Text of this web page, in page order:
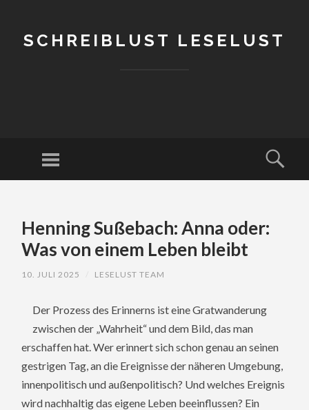
SCHREIBLUST LESELUST
Menu
CONTENTHenning Sußebach: Anna oder:
Was von einem Leben bleibt
10. JULI 2025 LESELUST TEAM
Der Prozess des Erinnerns ist eine Gratwanderung
zwischen der „Wahrheit“ und dem Bild, das man
erschaffen hat. Wer erinnert sich schon genau an seinen
gestrigen Tag, an die Ereignisse der näheren Umgebung,
innenpolitisch und außenpolitisch? Und welches Ereignis
wird nachhaltig das eigene Leben beeinflussen? Ein